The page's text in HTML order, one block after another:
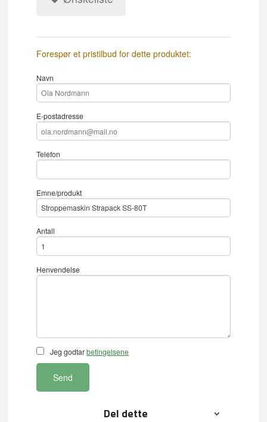
Forespør et pristilbud for dette produktet:
Navn
E-postadresse
Telefon
Emne/produkt
Antall
Henvendelse
Jeg godtarbetingelsene
Send
Del dette